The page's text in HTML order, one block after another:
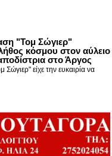
"Τομ Σώγιερ"
κόσμου στον αύλειο
στο Άργος
είχε την ευκαιρία να